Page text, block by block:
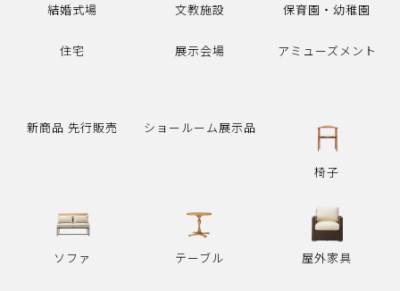
結婚式場 文教施設 保育園・幼稚園
住宅 展示会場 アミューズメント
新商品 先行販売 ショールーム展示品
椅子
ソファ テーブル 屋外家具